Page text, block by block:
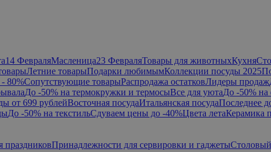
14 ФевраляМасленица23 ФевраляТовары для животныхКухня
Летние товарыПодарки любимымКоллекции посуды 2025
80%Сопутствующие товарыРаспродажа остатковЛидеры продаж
До -50% на термокружки и термосыВсе для уютаДо -50%
от 699 рублейВосточная посудаИтальянская посудаПоследнее
До -50% на текстильСдуваем цены до -40%Цвета летаКерамика
праздниковПринадлежности для сервировки и гаджетыСтоловый